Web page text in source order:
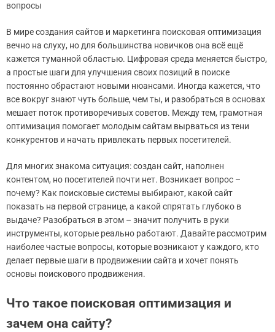
вопросы
В мире создания сайтов и маркетинга поисковая оптимизация
вечно на слуху, но для большинства новичков она всё ещё
кажется туманной областью. Цифровая среда меняется быстро,
а простые шаги для улучшения своих позиций в поиске
постоянно обрастают новыми нюансами. Иногда кажется, что
все вокруг знают чуть больше, чем ты, и разобраться в основах
мешает поток противоречивых советов. Между тем, грамотная
оптимизация помогает молодым сайтам вырваться из тени
конкурентов и начать привлекать первых посетителей.
Для многих знакома ситуация: создан сайт, наполнен
контентом, но посетителей почти нет. Возникает вопрос –
почему? Как поисковые системы выбирают, какой сайт
показать на первой странице, а какой спрятать глубоко в
выдаче? Разобраться в этом – значит получить в руки
инструменты, которые реально работают. Давайте рассмотрим
наиболее частые вопросы, которые возникают у каждого, кто
делает первые шаги в продвижении сайта и хочет понять
основы поискового продвижения.
Что такое поисковая оптимизация и
зачем она сайту?